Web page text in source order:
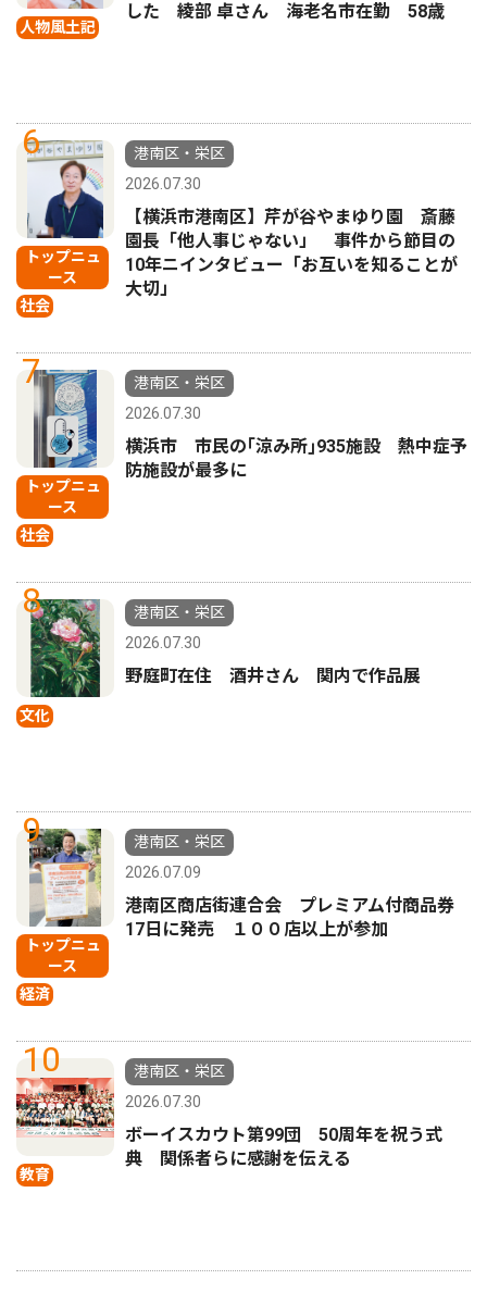
人物風土記
した 綾部 卓さん 海老名市在勤 58歳
6
トップニュ
ース
社会
港南区・栄区
2026.07.30
【横浜市港南区】芹が谷やまゆり園 斎藤
園長「他人事じゃない」 事件から節目の
10年ニインタビュー「お互いを知ることが
大切」
7
トップニュ
ース
社会
港南区・栄区
2026.07.30
横浜市 市民の｢涼み所｣935施設 熱中症予
防施設が最多に
8
文化
港南区・栄区
2026.07.30
野庭町在住 酒井さん 関内で作品展
9
トップニュ
ース
経済
港南区・栄区
2026.07.09
港南区商店街連合会 プレミアム付商品券
17日に発売 １００店以上が参加
10
教育
港南区・栄区
2026.07.30
ボーイスカウト第99団 50周年を祝う式
典 関係者らに感謝を伝える